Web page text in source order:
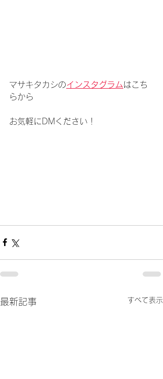
マサキタカシのインスタグラムはこち
らから
お気軽にDMください！
最新記事 すべて表示